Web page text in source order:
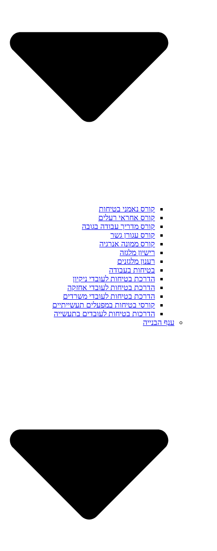
קורס נאמני בטיחות
קורס אחראי רעלים
קורס מדריך עבודה בגובה
קורס עגורן גשר
קורס ממונה אנרגיה
רישיון מלגזה
רענון מלגזנים
בטיחות בעבודה
הדרכת בטיחות לעובדי ניקיון
הדרכת בטיחות לעובדי אחזקה
הדרכת בטיחות לעובדי משרדים
קורסי בטיחות במפעלים תעשייתיים
הדרכות בטיחות לעובדים בתעשייה
ענף הבנייה